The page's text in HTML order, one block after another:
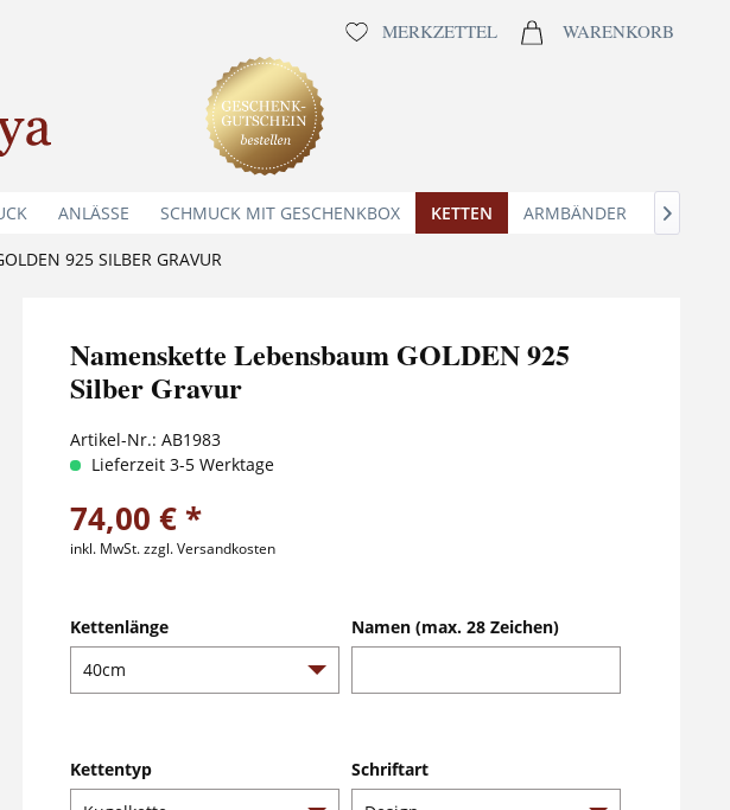
MERKZETTEL WARENKORB
ANLÄSSE SCHMUCK MIT GESCHENKBOX KETTEN ARMBÄNDER 
925 SILBER GRAVUR
Namenskette Lebensbaum GOLDEN 925
Silber Gravur
Artikel-Nr.: AB1983
Lieferzeit 3-5 Werktage
74,00 € *
inkl. MwSt.zzgl. Versandkosten
Kettenlänge
Kettentyp
Namen (max. 28 Zeichen)
Schriftart